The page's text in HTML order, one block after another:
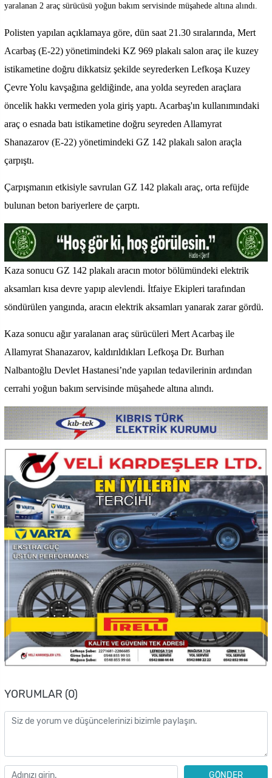
yaralanan 2 araç sürücüsü yoğun bakım servisinde müşahede altına alındı.
Polisten yapılan açıklamaya göre, dün saat 21.30 sıralarında, Mert
Acarbaş (E-22) yönetimindeki KZ 969 plakalı salon araç ile kuzey
istikametine doğru dikkatsiz şekilde seyrederken Lefkoşa Kuzey
Çevre Yolu kavşağına geldiğinde, ana yolda seyreden araçlara
öncelik hakkı vermeden yola giriş yaptı. Acarbaş'ın kullanımındaki
araç o esnada batı istikametine doğru seyreden Allamyrat
Shanazarov (E-22) yönetimindeki GZ 142 plakalı salon araçla
çarpıştı.
Çarpışmanın etkisiyle savrulan GZ 142 plakalı araç, orta refüjde
bulunan beton bariyerlere de çarptı.
Kaza sonucu GZ 142 plakalı aracın motor bölümündeki elektrik
aksamları kısa devre yapıp alevlendi. İtfaiye Ekipleri tarafından
söndürülen yangında, aracın elektrik aksamları yanarak zarar gördü.
Kaza sonucu ağır yaralanan araç sürücüleri Mert Acarbaş ile
Allamyrat Shanazarov, kaldırıldıkları Lefkoşa Dr. Burhan
Nalbantoğlu Devlet Hastanesi’nde yapılan tedavilerinin ardından
cerrahi yoğun bakım servisinde müşahede altına alındı.
YORUMLAR (0)
GÖNDER